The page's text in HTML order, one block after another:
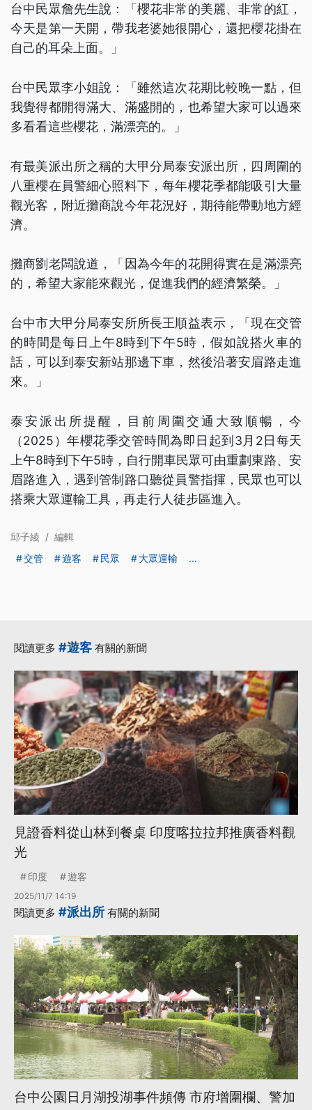
台中民眾詹先生說：「櫻花非常的美麗、非常的紅，
今天是第一天開，帶我老婆她很開心，還把櫻花掛在
自己的耳朵上面。」
台中民眾李小姐說：「雖然這次花期比較晚一點，但
我覺得都開得滿大、滿盛開的，也希望大家可以過來
多看看這些櫻花，滿漂亮的。」
有最美派出所之稱的大甲分局泰安派出所，四周圍的
八重櫻在員警細心照料下，每年櫻花季都能吸引大量
觀光客，附近攤商說今年花況好，期待能帶動地方經
濟。
攤商劉老闆說道，「因為今年的花開得實在是滿漂亮
的，希望大家能來觀光，促進我們的經濟繁榮。」
台中市大甲分局泰安所所長王順益表示，「現在交管
的時間是每日上午8時到下午5時，假如說搭火車的
話，可以到泰安新站那邊下車，然後沿著安眉路走進
來。」
泰安派出所提醒，目前周圍交通大致順暢，今
（2025）年櫻花季交管時間為即日起到3月2日每天
上午8時到下午5時，自行開車民眾可由重劃東路、安
眉路進入，遇到管制路口聽從員警指揮，民眾也可以
搭乘大眾運輸工具，再走行人徒步區進入。
邱子綾 / 編輯
交管
遊客 民眾 大眾運輸 ...
閱讀更多 #遊客 有關的新聞
見證香料從山林到餐桌 印度喀拉拉邦推廣香料觀
光
印度 遊客
2025/11/7 14:19
閱讀更多 #派出所 有關的新聞
台中公園日月湖投湖事件頻傳 市府增圍欄、警加